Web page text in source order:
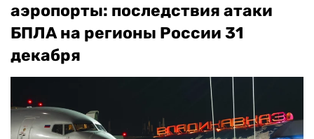
аэропорты: последствия атаки
БПЛА на регионы России 31
декабря